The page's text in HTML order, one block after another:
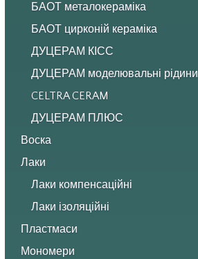
БАОТ металокераміка
БАОТ цирконій кераміка
ДУЦЕРАМ КІСС
ДУЦЕРАМ моделювальні рідини
CELTRA CERAM
ДУЦЕРАМ ПЛЮС
Воска
Лаки
Лаки компенсаційні
Лаки ізоляційні
Пластмаси
Мономери